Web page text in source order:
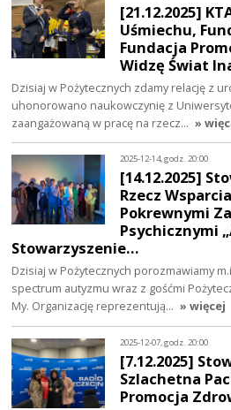
[21.12.2025]
Uśmiechu,
Fundacja
Widzę Świat
Dzisiaj w Pożytecznych zdamy relację z
uhonorowano naukowczynię z
zaangażowaną w pracę na rzecz… »
2025-12-14, godz. 20:00
[14.12.2025]
Rzecz
Pokrewnymi
Psychicznymi
Stowarzyszenie…
Dzisiaj w Pożytecznych porozmawiamy
spectrum autyzmu wraz z gośćmi
My. Organizację reprezentują… » więcej
2025-12-07, godz. 20:00
[7.12.2025]
Szlachetna
Promocja